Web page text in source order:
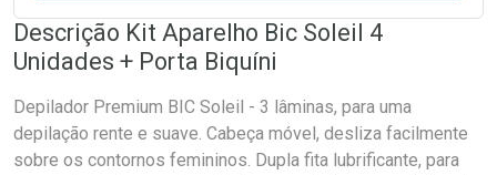
Descrição Kit Aparelho Bic Soleil 4
Unidades + Porta Biquíni
Depilador Premium BIC Soleil - 3 lâminas, para uma
depilação rente e suave. Cabeça móvel, desliza facilmente
sobre os contornos femininos. Dupla fita lubrificante, para